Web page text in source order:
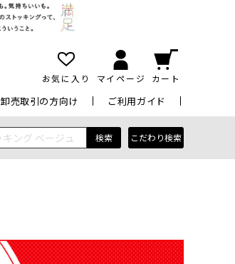
お気に入り マイページ カート
卸売取引の方向け ご利用ガイド
検索 こだわり検索